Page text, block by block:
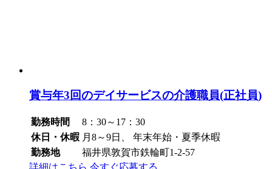
賞与年3回のデイサービスの介護職員(正社員)
勤務時間
8：30～17：30
休日・休暇 月8～9日、 年末年始・夏季休暇
勤務地
福井県敦賀市鉄輪町1-2-57